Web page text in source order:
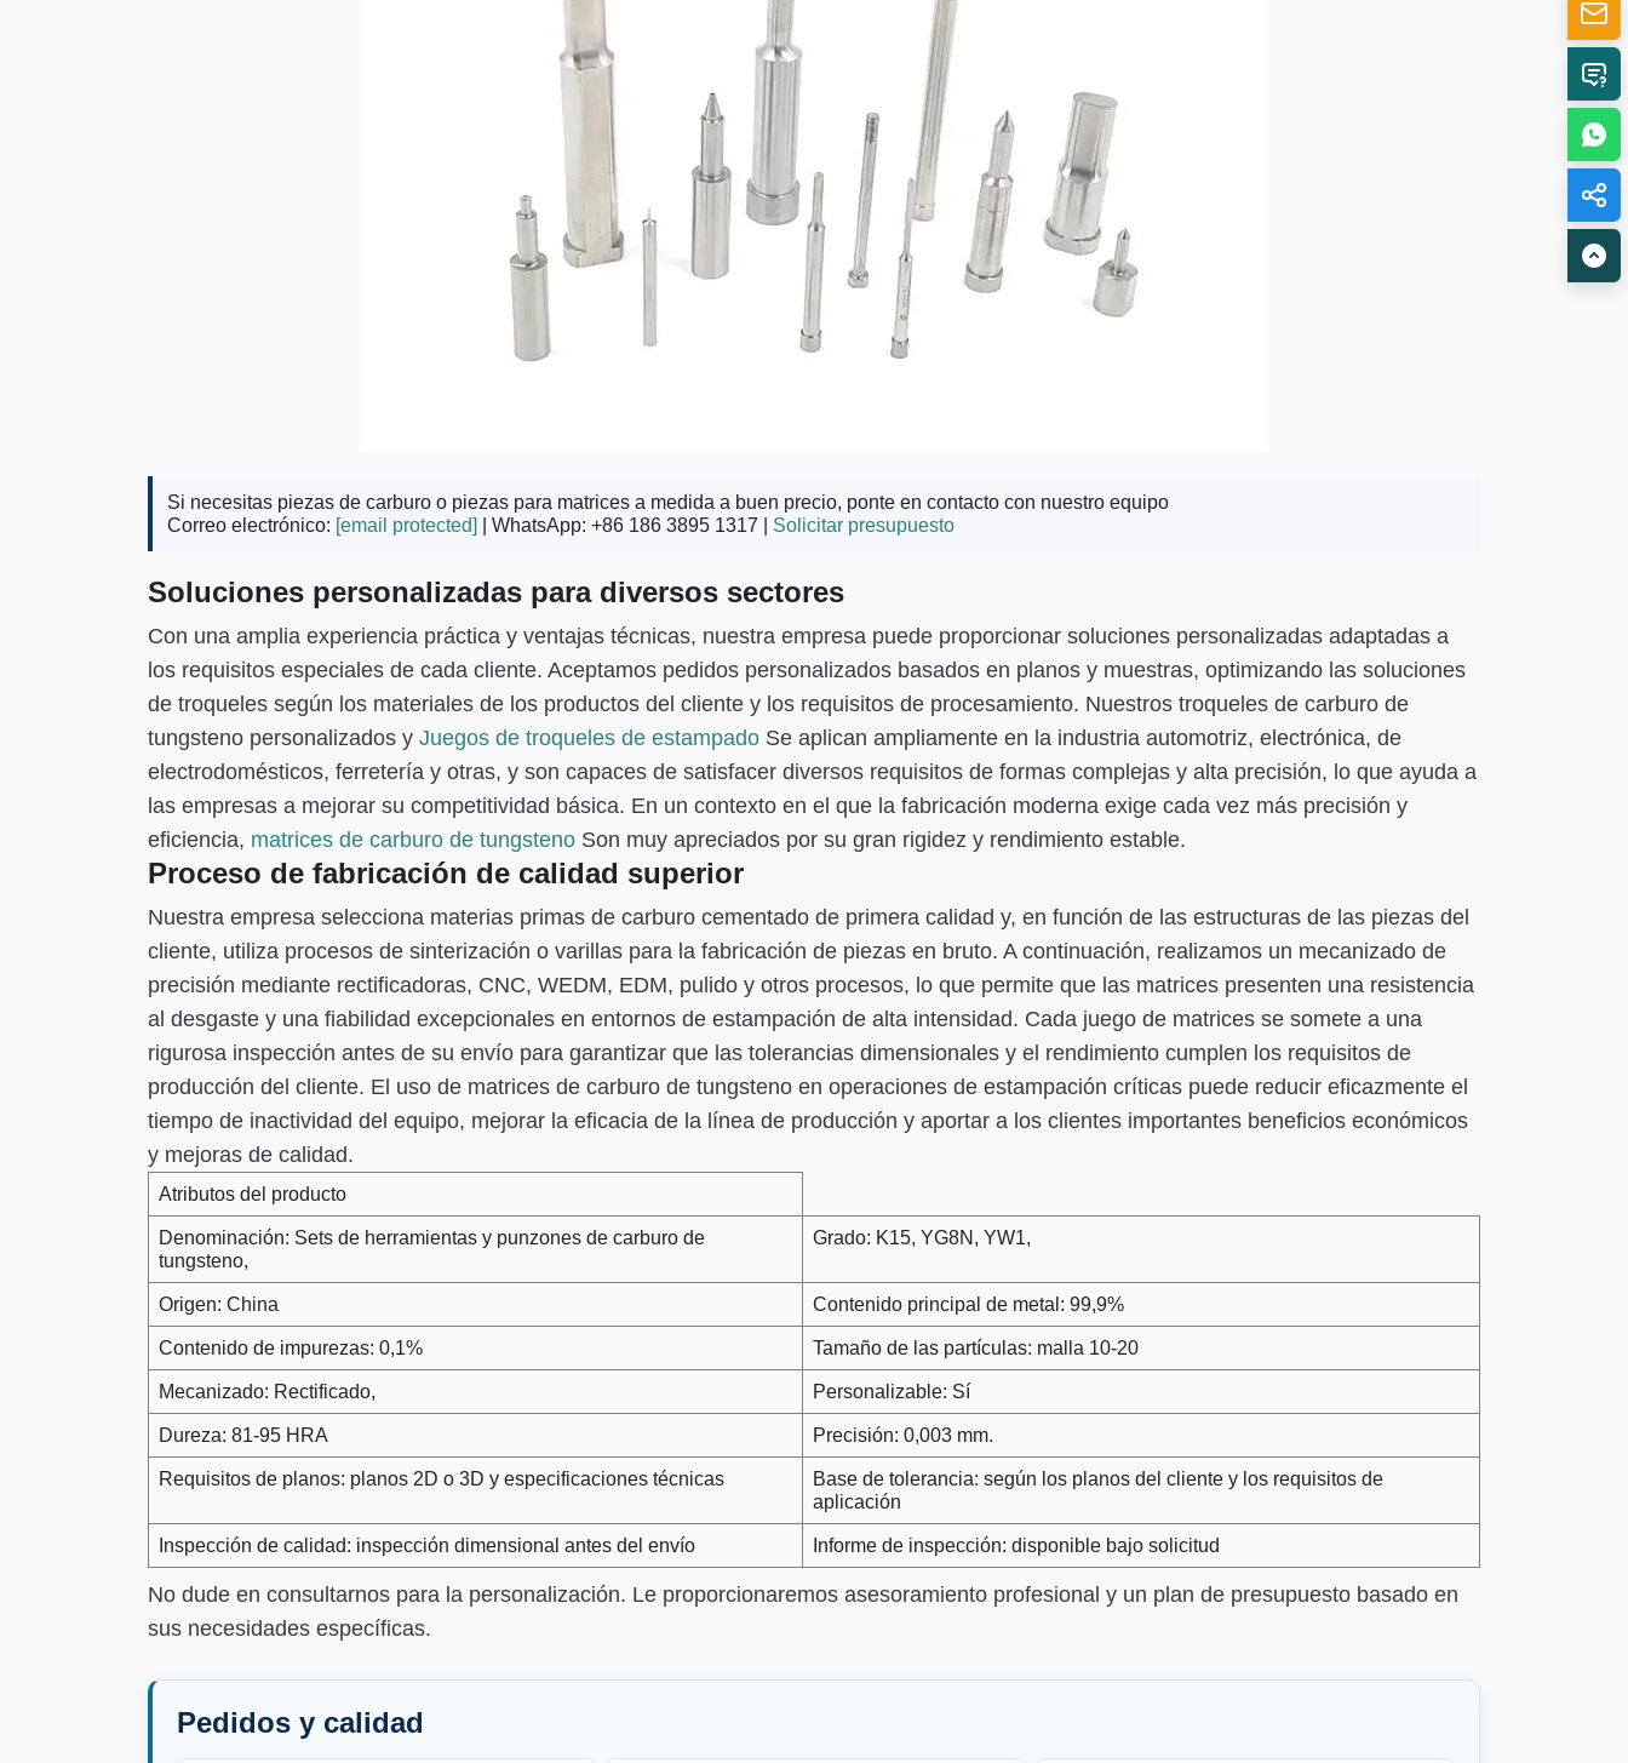
Si necesitas piezas de carburo o piezas para matrices a medida a buen precio, ponte en contacto con nuestro equipo
Correo electrónico: [email protected] | WhatsApp: +86 186 3895 1317 | Solicitar presupuesto
Soluciones personalizadas para diversos sectores
Con una amplia experiencia práctica y ventajas técnicas, nuestra empresa puede proporcionar soluciones personalizadas adaptadas a
los requisitos especiales de cada cliente. Aceptamos pedidos personalizados basados en planos y muestras, optimizando las soluciones
de troqueles según los materiales de los productos del cliente y los requisitos de procesamiento. Nuestros troqueles de carburo de
tungsteno personalizados y Juegos de troqueles de estampado Se aplican ampliamente en la industria automotriz, electrónica, de
electrodomésticos, ferretería y otras, y son capaces de satisfacer diversos requisitos de formas complejas y alta precisión, lo que ayuda a
las empresas a mejorar su competitividad básica. En un contexto en el que la fabricación moderna exige cada vez más precisión y
eficiencia, matrices de carburo de tungsteno Son muy apreciados por su gran rigidez y rendimiento estable.
Proceso de fabricación de calidad superior
Nuestra empresa selecciona materias primas de carburo cementado de primera calidad y, en función de las estructuras de las piezas del
cliente, utiliza procesos de sinterización o varillas para la fabricación de piezas en bruto. A continuación, realizamos un mecanizado de
precisión mediante rectificadoras, CNC, WEDM, EDM, pulido y otros procesos, lo que permite que las matrices presenten una resistencia
al desgaste y una fiabilidad excepcionales en entornos de estampación de alta intensidad. Cada juego de matrices se somete a una
rigurosa inspección antes de su envío para garantizar que las tolerancias dimensionales y el rendimiento cumplen los requisitos de
producción del cliente. El uso de matrices de carburo de tungsteno en operaciones de estampación críticas puede reducir eficazmente el
tiempo de inactividad del equipo, mejorar la eficacia de la línea de producción y aportar a los clientes importantes beneficios económicos
y mejoras de calidad.
Atributos del producto
Denominación: Sets de herramientas y punzones de carburo de
tungsteno,
Grado: K15, YG8N, YW1,
Origen: China Contenido principal de metal: 99,9%
Contenido de impurezas: 0,1% Tamaño de las partículas: malla 10-20
Mecanizado: Rectificado, Personalizable: Sí
Dureza: 81-95 HRA Precisión: 0,003 mm.
Requisitos de planos: planos 2D o 3D y especificaciones técnicas
Base de tolerancia: según los planos del cliente y los requisitos de
aplicación
Inspección de calidad: inspección dimensional antes del envío Informe de inspección: disponible bajo solicitud
No dude en consultarnos para la personalización. Le proporcionaremos asesoramiento profesional y un plan de presupuesto basado en
sus necesidades específicas.
Pedidos y calidad